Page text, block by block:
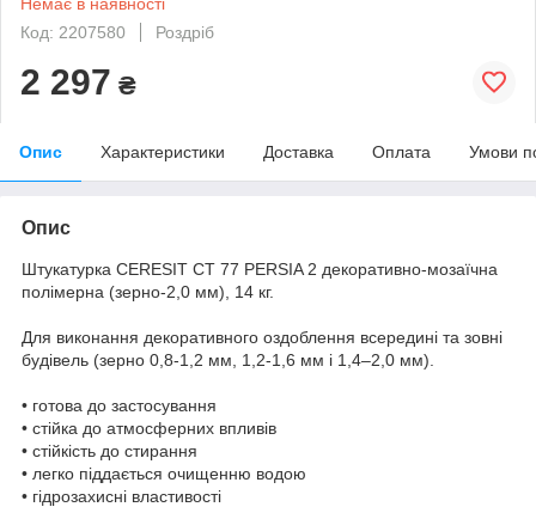
Код: 2207580
Роздріб
2 297 ₴
Опис Характеристики Доставка Оплата Умови
Опис
Штукатурка CERESIT CT 77 PERSIA 2 декоративно-мозаїчна
полімерна (зерно-2,0 мм), 14 кг.
Для виконання декоративного оздоблення всередині та зовні
будівель (зерно 0,8-1,2 мм, 1,2-1,6 мм і 1,4–2,0 мм).
• готова до застосування
• стійка до атмосферних впливів
• стійкість до стирання
• легко піддається очищенню водою
• гідрозахисні властивості